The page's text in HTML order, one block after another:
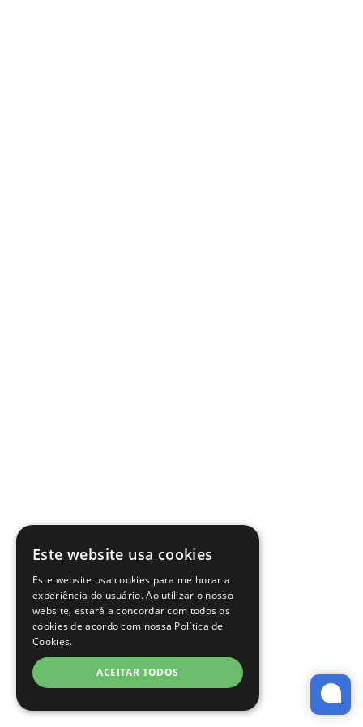
Este website usa cookies
Este website usa cookies para melhorar a
experiência do usuário. Ao utilizar o nosso
website, estará a concordar com todos os
cookies de acordo com nossa Política de
Cookies.
ACEITAR TODOS